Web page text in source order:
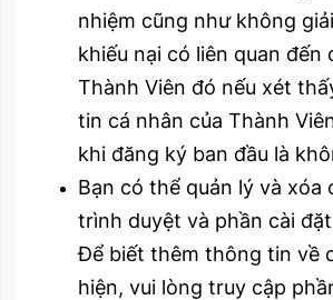
nhiệm cũng như không
khiếu nại có liên quan đến
Thành Viên đó nếu xét
tin cá nhân của Thành
khi đăng ký ban đầu là
Bạn có thể quản lý và xóa
trình duyệt và phần cài
Để biết thêm thông tin về
hiện, vui lòng truy cập